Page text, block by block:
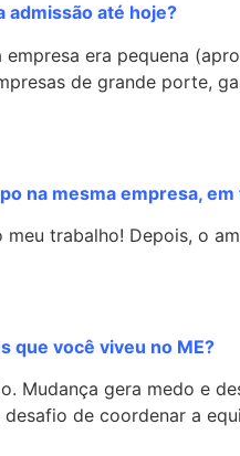
admissão até hoje?
empresa era pequena
de grande porte,
na mesma empresa,
trabalho! Depois, o
que você viveu no ME?
Mudança gera medo e
de coordenar a